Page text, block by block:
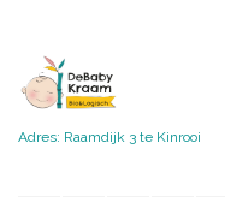
Adres: Raamdijk 3 te Kinrooi